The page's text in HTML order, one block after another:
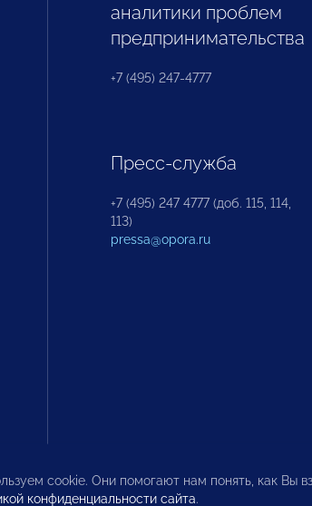
аналитики проблем
предпринимательства
+7 (495) 247-4777
Пресс-служба
+7 (495) 247 4777 (доб. 115, 114,
113)
pressa@opora.ru
cookie. Они помогают нам понять, как Вы
конфиденциальности сайта.